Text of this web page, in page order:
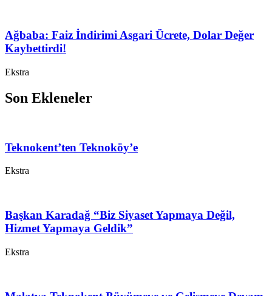
Ağbaba: Faiz İndirimi Asgari Ücrete, Dolar Değer
Kaybettirdi!
Ekstra
Son Ekleneler
Teknokent’ten Teknoköy’e
Ekstra
Başkan Karadağ “Biz Siyaset Yapmaya Değil,
Hizmet Yapmaya Geldik”
Ekstra